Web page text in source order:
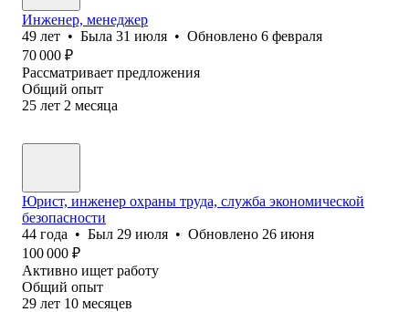
Инженер, менеджер
49 лет • Была 31 июля • Обновлено 6 февраля
70 000 ₽
Рассматривает предложения
Общий опыт
25 лет 2 месяца
Юрист, инженер охраны труда, служба экономической
безопасности
44 года • Был 29 июля • Обновлено 26 июня
100 000 ₽
Активно ищет работу
Общий опыт
29 лет 10 месяцев